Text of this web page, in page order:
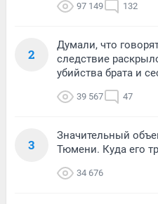
97 149 132
2
Думали, что
следствие
убийства брата и
39 567 47
3
Значительный
Тюмени. Куда его
34 676